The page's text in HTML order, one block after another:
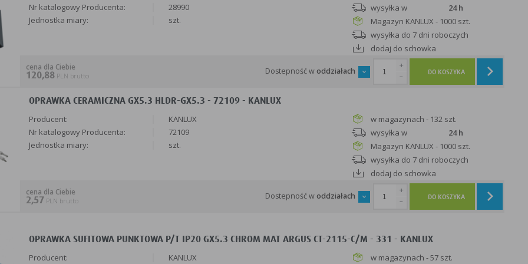
Nr katalogowy Producenta:
28990
Jednostka miary:
szt.
wysyłka w
24 h
Magazyn KANLUX - 1000 szt.
wysyłka do 7 dni roboczych
dodaj do schowka
cena dla Ciebie
120,88 PLN brutto Dostepność woddziałach
-
+
DO KOSZYKA
OPRAWKA CERAMICZNA GX5.3 HLDR-GX5.3 - 72109 - KANLUX
Producent:
KANLUX
Nr katalogowy Producenta:
72109
Jednostka miary:
szt.
w magazynach - 132 szt.
wysyłka w
24 h
Magazyn KANLUX - 1000 szt.
wysyłka do 7 dni roboczych
dodaj do schowka
cena dla Ciebie
2,57 PLN brutto Dostepność woddziałach
-
+
DO KOSZYKA
OPRAWKA SUFITOWA PUNKTOWA P/T IP20 GX5.3 CHROM MAT ARGUS CT-2115-C/M - 331 - KANLUX
Producent: KANLUX w magazynach - 57 szt.